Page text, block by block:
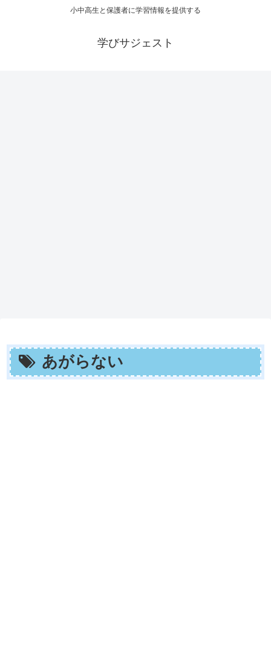
小中高生と保護者に学習情報を提供する
学びサジェスト
あがらない